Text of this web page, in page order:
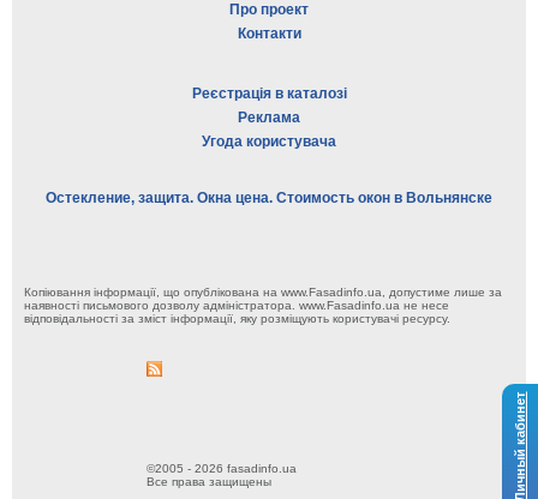
Личный кабинет
Про проект
Контакти
Реєстрація в каталозі
Реклама
Угода користувача
Остекление, защита. Окна цена. Стоимость окон в Вольнянске
Копіювання інформації, що опублікована на www.Fasadinfo.ua, допустиме лише за
наявності письмового дозволу адміністратора. www.Fasadinfo.ua не несе
відповідальності за зміст інформації, яку розміщують користувачі ресурсу.
©2005 - 2026 fasadinfo.ua
Все права защищены